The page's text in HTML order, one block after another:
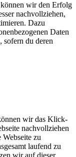
wir den Erfolg
nachvollziehen,
Dazu
Daten
sofern du deren
wir das Klick-
nachvollziehen
zu
laufend zu